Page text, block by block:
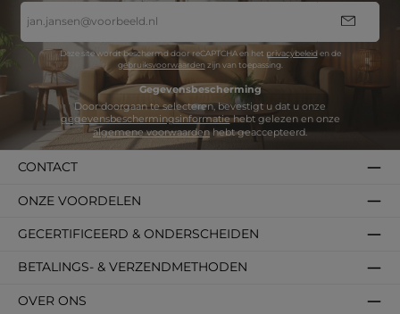
mailadres
*
Deze site wordt beschermd door reCAPTCHA en het privacybeleid en de
gebruiksvoorwaardenzijn van toepassing.
Gegevensbescherming
gegevensbeschermingsinformatie
algemene voorwaardenhebt geaccepteerd.
CONTACT
BETALINGS- & VERZENDMETHODEN
OVER ONS
GECERTIFICEERD & ONDERSCHEIDEN
ONZE VOORDELEN